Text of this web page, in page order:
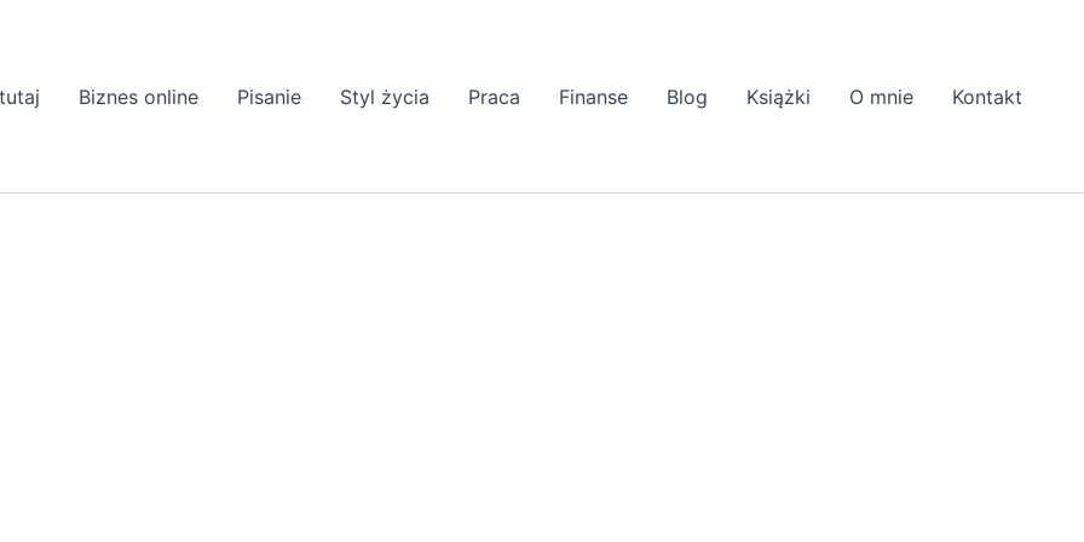
Biznes online Pisanie Styl życia Praca Finanse Blog Książki O mnie Kontakt